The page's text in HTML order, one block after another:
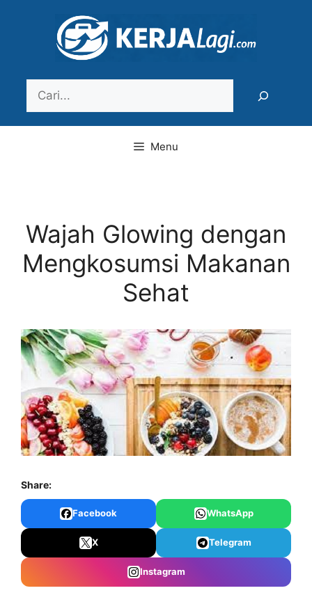
Menu
Wajah Glowing dengan
Mengkosumsi Makanan
Sehat
Share:
Facebook WhatsApp
X Telegram
Instagram